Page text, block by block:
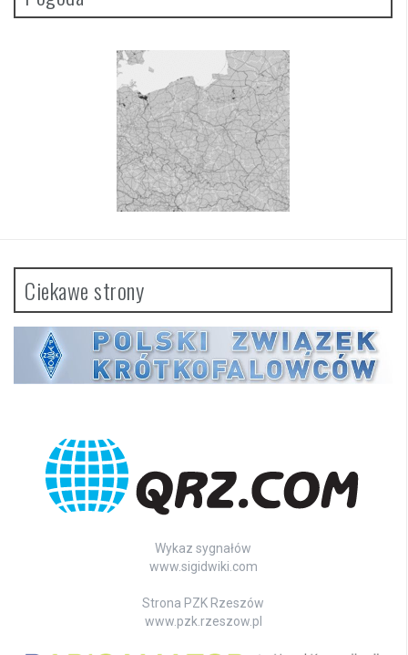
Ciekawe strony
Wykaz sygnałów
www.sigidwiki.com
Strona PZK Rzeszów
www.pzk.rzeszow.pl